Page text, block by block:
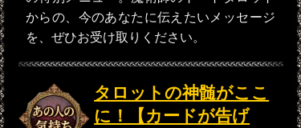
からの、今のあなたに伝えたいメッセージ
を、ぜひお受け取りください。
タロットの神髄がここ
に！【カードが告げ